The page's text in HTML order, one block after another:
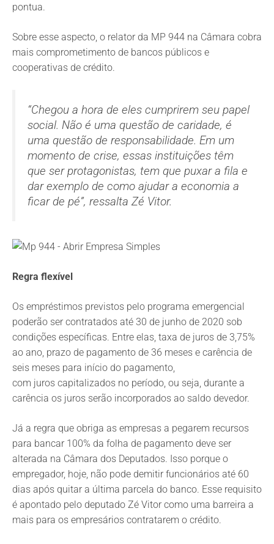
pontua.
Sobre esse aspecto, o relator da MP 944 na Câmara cobra
mais comprometimento de bancos públicos e
cooperativas de crédito.
“Chegou a hora de eles cumprirem seu papel
social. Não é uma questão de caridade, é
uma questão de responsabilidade. Em um
momento de crise, essas instituições têm
que ser protagonistas, tem que puxar a fila e
dar exemplo de como ajudar a economia a
ficar de pé”, ressalta Zé Vitor.
Regra flexível
Os empréstimos previstos pelo programa emergencial
poderão ser contratados até 30 de junho de 2020 sob
condições específicas. Entre elas, taxa de juros de 3,75%
ao ano, prazo de pagamento de 36 meses e carência de
seis meses para início do pagamento,
com juros capitalizados no período, ou seja, durante a
carência os juros serão incorporados ao saldo devedor.
Já a regra que obriga as empresas a pegarem recursos
para bancar 100% da folha de pagamento deve ser
alterada na Câmara dos Deputados. Isso porque o
empregador, hoje, não pode demitir funcionários até 60
dias após quitar a última parcela do banco. Esse requisito
é apontado pelo deputado Zé Vitor como uma barreira a
mais para os empresários contratarem o crédito.